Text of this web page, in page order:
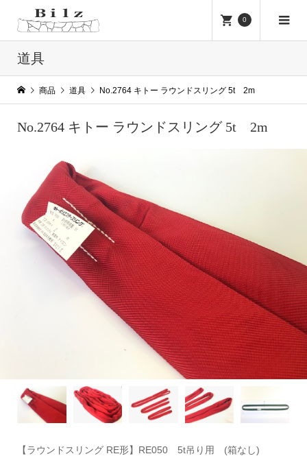
0
道具
商品 道具 No.2764 キトー ラウンドスリング 5t 2m
No.2764 キトー ラウンドスリング 5t 2m
【ラウンドスリング RE形】RE050 5t吊り用 (箱なし)